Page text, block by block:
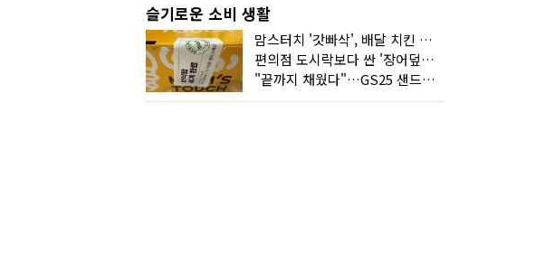
슬기로운 소비 생활
맘스터치 '갓빠삭', 배달 치킨 선입견을 바꿨다
편의점 도시락보다 싼 '장어덮밥'…오뚜기가 해냈다
"끝까지 채웠다"…GS25 샌드위치의 달라진 '속'사정